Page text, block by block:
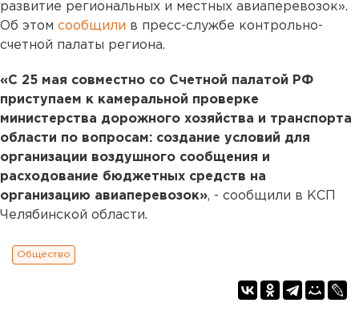
развитие региональных и местных авиаперевозок».
Об этом сообщили в пресс-службе контрольно-
счетной палаты региона.
«С 25 мая совместно со Счетной палатой РФ
приступаем к камеральной проверке
министерства дорожного хозяйства и транспорта
области по вопросам: создание условий для
организации воздушного сообщения и
расходование бюджетных средств на
организацию авиаперевозок», - сообщили в КСП
Челябинской области.
Общество